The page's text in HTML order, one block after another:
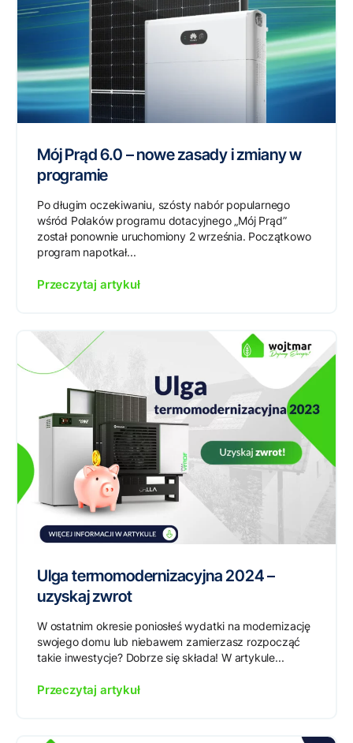
Mój Prąd 6.0 – nowe zasady i zmiany w
programie
Po długim oczekiwaniu, szósty nabór popularnego
wśród Polaków programu dotacyjnego „Mój Prąd”
został ponownie uruchomiony 2 września. Początkowo
program napotkał...
Przeczytaj artykuł
Ulga termomodernizacyjna 2024 –
uzyskaj zwrot
W ostatnim okresie poniosłeś wydatki na modernizację
swojego domu lub niebawem zamierzasz rozpocząć
takie inwestycje? Dobrze się składa! W artykule...
Przeczytaj artykuł